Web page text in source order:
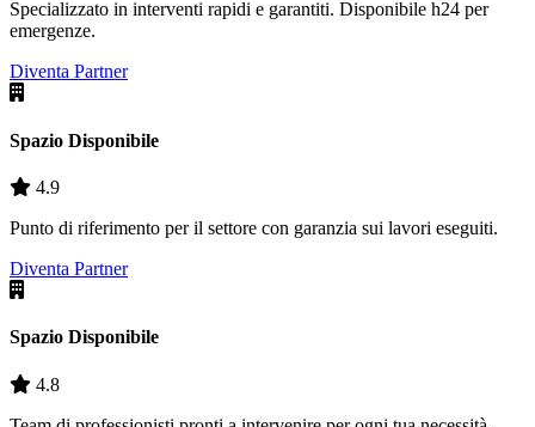
Specializzato in interventi rapidi e garantiti. Disponibile h24 per
emergenze.
Diventa Partner
Spazio Disponibile
4.9
Punto di riferimento per il settore con garanzia sui lavori eseguiti.
Diventa Partner
Spazio Disponibile
4.8